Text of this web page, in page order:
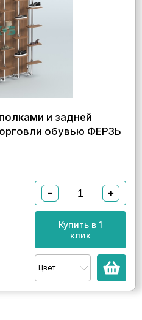
и задней
обувью ФЕРЗЬ
− +
Купить в 1
клик
Цвет